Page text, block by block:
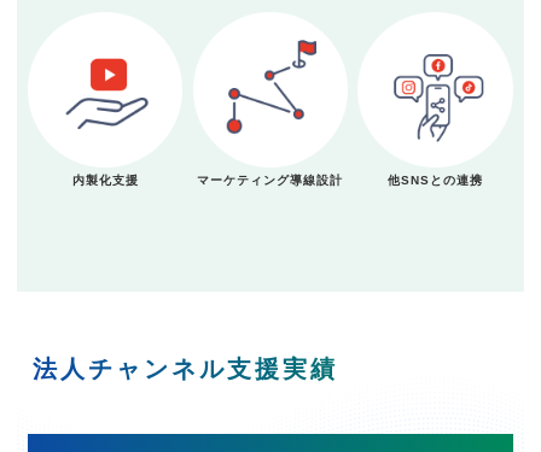
内製化支援 マーケティング導線設計 他SNSとの連携
法人チャンネル支援実績